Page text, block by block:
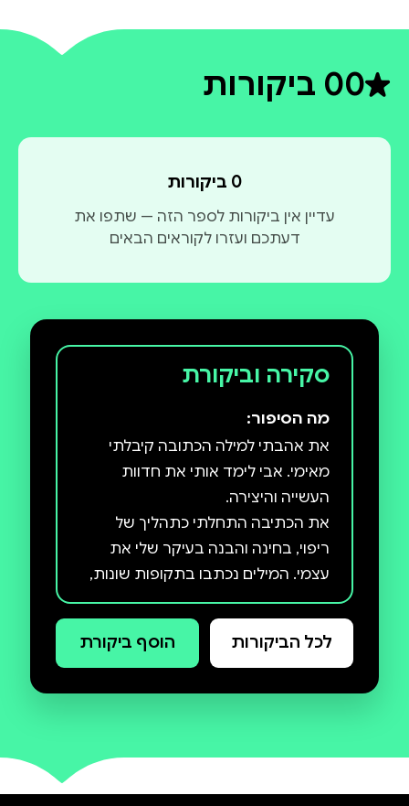
0דירוג ממוצע 0 מתוך 5
0 ביקורות
0 ביקורות
עדיין אין ביקורות לספר הזה — שתפו את
דעתכם ועזרו לקוראים הבאים
סקירה וביקורת
מה הסיפור:
את אהבתי למילה הכתובה קיבלתי
מאימי. אבי לימד אותי את חדוות
את הכתיבה התחלתי כתהליך של
ריפוי, בחינה והבנה בעיקר שלי את
עצמי. המילים נכתבו בתקופות שונות,
הן שומרות על ליבי ומלוות אותי במשך
כעת, רגע לפני העשור השישי לחיי,
לאורך השנים ונשמרו קרוב ללב,
לכל הביקורות הוסף ביקורת